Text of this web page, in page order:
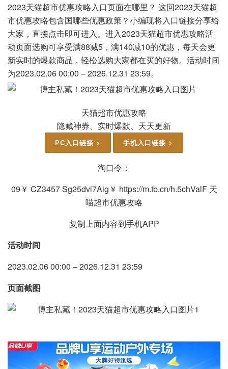
2023天猫超市优惠攻略入口页面在哪里？ 这回2023天猫超
市优惠攻略包含国哪些优惠政策？小编现将入口链接分享给
大家，直接点击即可进入。进入2023天猫超市优惠攻略活
动页面选购可享受满88减5，满140减10的优惠，每天会更
新实时的爆款商品，轻松选购大家都在买的好物。活动时间
为2023.02.06 00:00 – 2026.12.31 23:59。
天猫超市优惠攻略
隐藏神券、实时爆款、天天更新
PC入口链接 > 手机入口链接 >
淘口令：
09￥ CZ3457 Sg25dvi7Aig￥ https://m.tb.cn/h.5chValF 天
喵超市优惠攻略
复制上面内容到手机APP
活动时间
2023.02.06 00:00 – 2026.12.31 23:59
页面截图